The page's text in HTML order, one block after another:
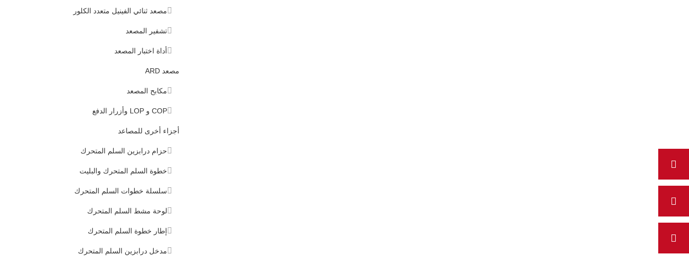
مصعد ثنائي الفينيل متعدد الكلور
تشفير المصعد
أداة اختبار المصعد
مصعد ARD
مكابح المصعد
COP و LOP وأزرار الدفع
أجزاء أخرى للمصاعد
حزام درابزين السلم المتحرك
خطوة السلم المتحرك والبليت
سلسلة خطوات السلم المتحرك
لوحة مشط السلم المتحرك
إطار خطوة السلم المتحرك
مدخل درابزين السلم المتحرك